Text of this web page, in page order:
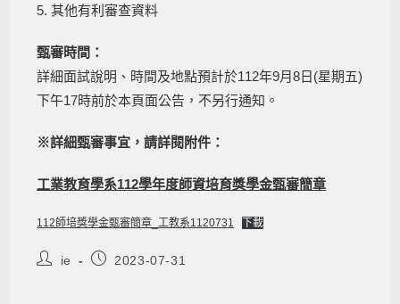
5. 其他有利審查資料
甄審時間：
詳細面試說明、時間及地點預計於112年9月8日(星期五)
下午17時前於本頁面公告，不另行通知。
※詳細甄審事宜，請詳閱附件：
工業教育學系112學年度師資培育獎學金甄審簡章
112師培獎學金甄審簡章_工教系1120731 下載
ie 2023-07-31